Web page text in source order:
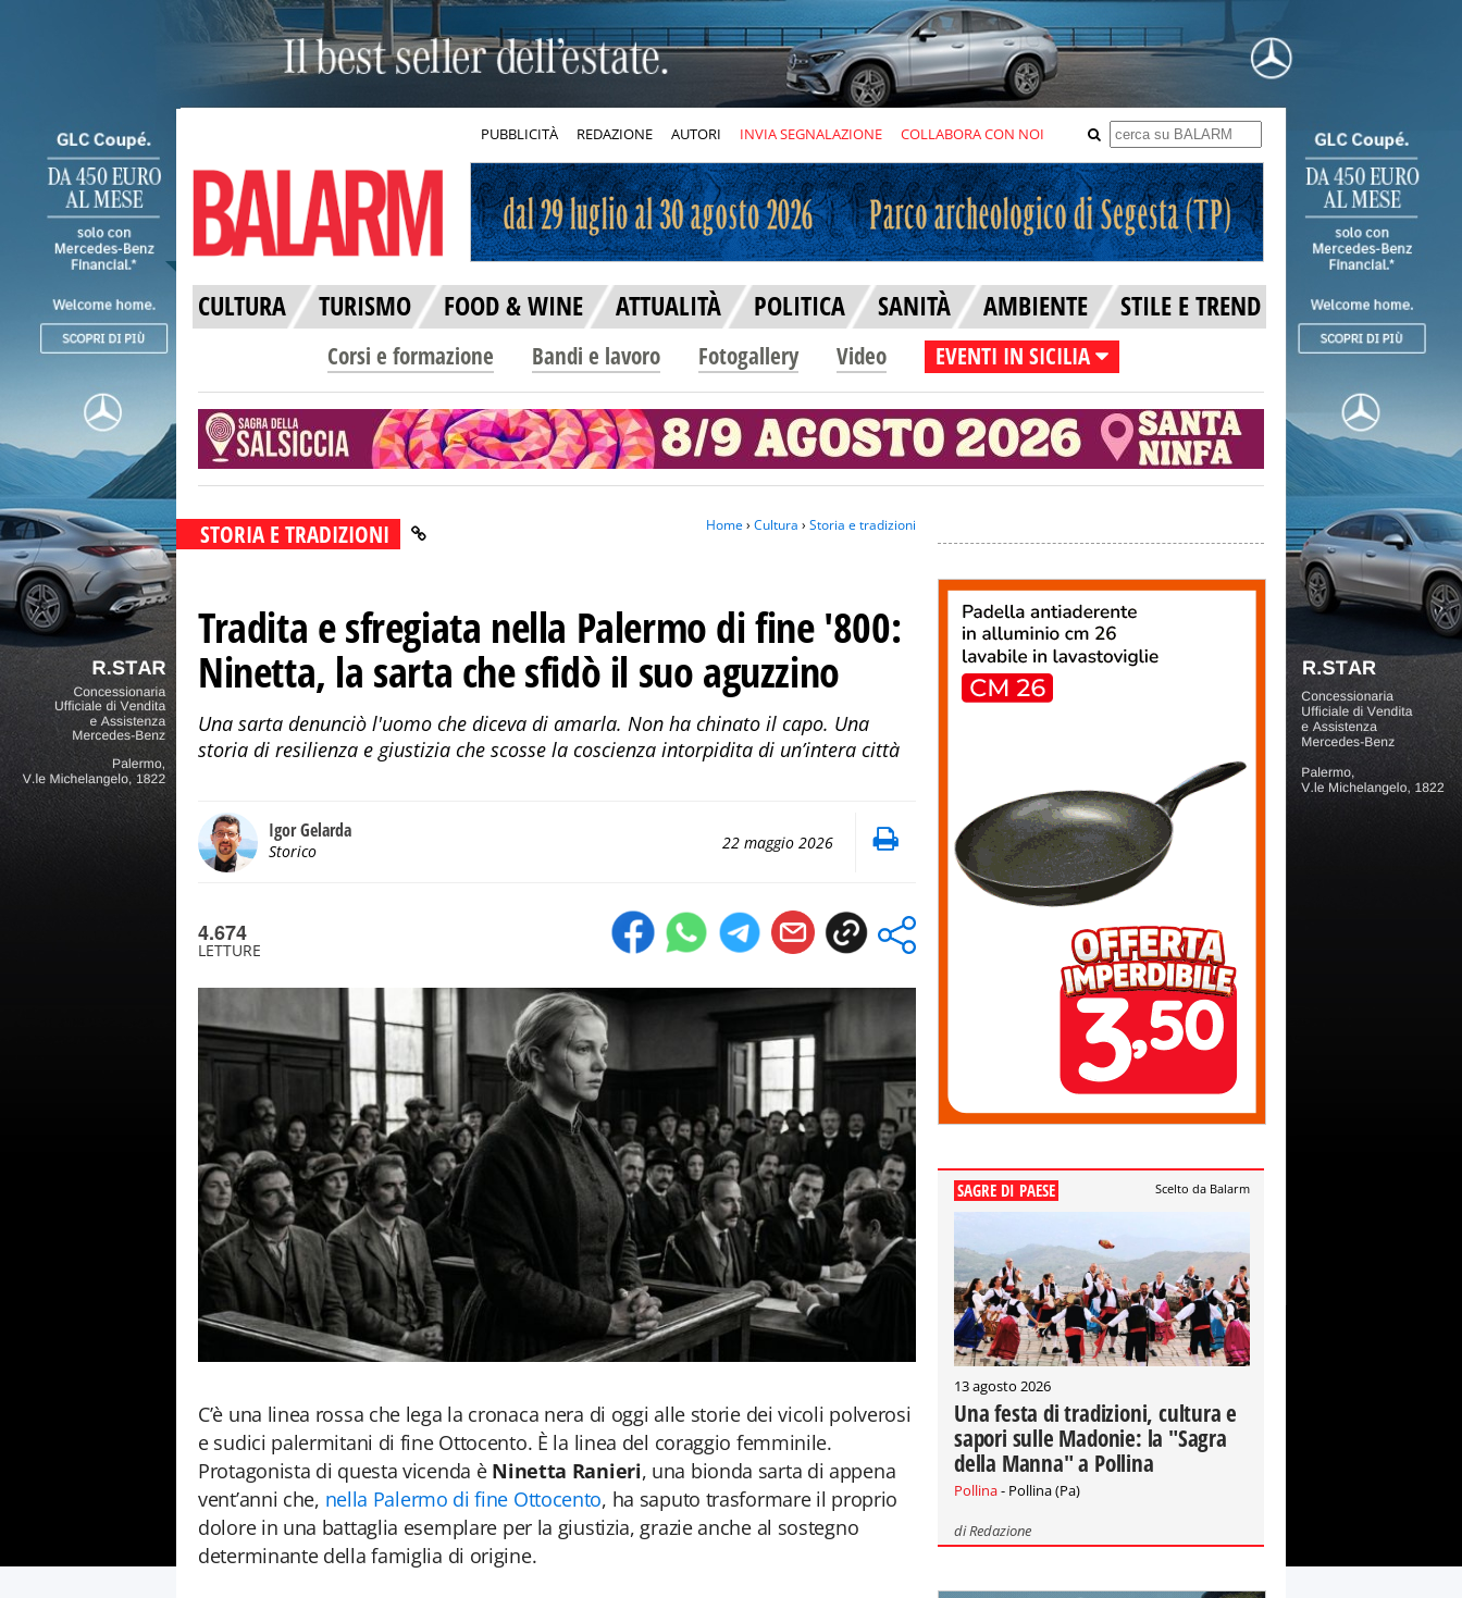
PUBBLICITÀ REDAZIONE AUTORI INVIA SEGNALAZIONE COLLABORA CON NOI
CULTURA TURISMO FOOD & WINE ATTUALITÀ POLITICA SANITÀ AMBIENTE STILE E TREND
Corsi e formazione Bandi e lavoro Fotogallery Video EVENTI IN SICILIA
STORIA E TRADIZIONI Home› Cultura › Storia e tradizioni
Tradita e sfregiata nella Palermo di fine '800:
Ninetta, la sarta che sfidò il suo aguzzino
Una sarta denunciò l'uomo che diceva di amarla. Non ha chinato il capo. Una
storia di resilienza e giustizia che scosse la coscienza intorpidita di un’intera città
Igor Gelarda
Storico 22 maggio 2026
4.674
LETTURE
C’è una linea rossa che lega la cronaca nera di oggi alle storie dei vicoli polverosi
e sudici palermitani di fine Ottocento. È la linea del coraggio femminile.
Protagonista di questa vicenda è Ninetta Ranieri, una bionda sarta di appena
vent’anni che, nella Palermo di fine Ottocento, ha saputo trasformare il proprio
dolore in una battaglia esemplare per la giustizia, grazie anche al sostegno
determinante della famiglia di origine.
SAGRE DI PAESE Scelto da Balarm
13 agosto 2026
Una festa di tradizioni, cultura e
sapori sulle Madonie: la "Sagra
della Manna" a Pollina
Pollina- Pollina (Pa)
diRedazione